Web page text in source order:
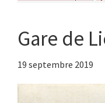
Gare de
19 septembre 2019